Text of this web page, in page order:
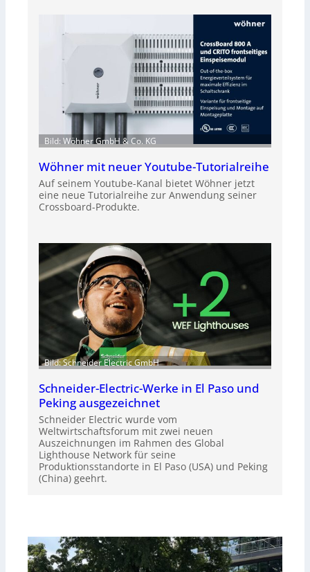
Bild: Wöhner GmbH & Co. KG
Wöhner mit neuer Youtube-Tutorialreihe
Auf seinem Youtube-Kanal bietet Wöhner jetzt
eine neue Tutorialreihe zur Anwendung seiner
Crossboard-Produkte.
Bild: Schneider Electric GmbH
Schneider-Electric-Werke in El Paso und
Peking ausgezeichnet
Schneider Electric wurde vom
Weltwirtschaftsforum mit zwei neuen
Auszeichnungen im Rahmen des Global
Lighthouse Network für seine
Produktionsstandorte in El Paso (USA) und Peking
(China) geehrt.